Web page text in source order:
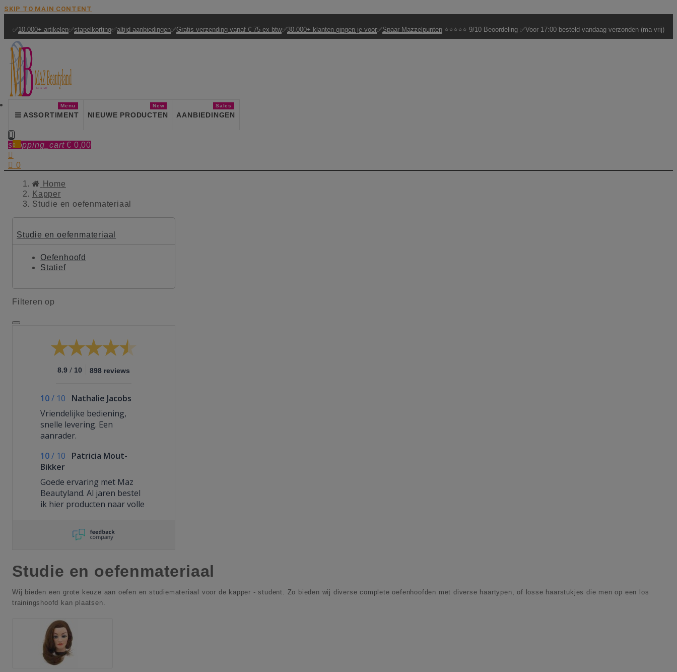
SKIP TO MAIN CONTENT
✅10.000+ artikelen✅stapelkorting✅altijd aanbiedingen✅Gratis verzending vanaf € 75 ex btw✅30.000+ klanten gingen je voor✅Spaar Mazzelpunten ⭐⭐⭐⭐⭐ 9/10 Beoordeling ✅Voor 17:00 besteld-vandaag verzonden (ma-vrij)
ASSORTIMENT
Menu
NIEUWE PRODUCTEN
New
AANBIEDINGEN
Sales

shopping_cart € 0,00
0

 0
Home
Kapper
Studie en oefenmateriaal
Studie en oefenmateriaal
Oefenhoofd
Statief
Filteren op
8.9 / 10 898 reviews
10/ 10
Nathalie Jacobs
Vriendelijke bediening,
snelle levering. Een
aanrader.
10/ 10
Patricia Mout-
Bikker
Goede ervaring met Maz
Beautyland. Al jaren bestel
ik hier producten naar volle
Studie en oefenmateriaal
Wij bieden een grote keuze aan oefen en studiemateriaal voor de kapper - student. Zo bieden wij diverse complete oefenhoofden met diverse haartypen, of losse haarstukjes die men op een los
trainingshoofd kan plaatsen.